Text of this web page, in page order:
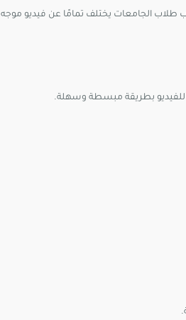
الجامعات يختلف تمامًا عن فيديو موجه
بطريقة مبسطة وسهلة.